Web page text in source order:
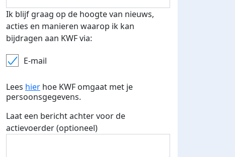
Ik blijf graag op de hoogte van nieuws,
acties en manieren waarop ik kan
bijdragen aan KWF via:
E-mail
Lees hier hoe KWF omgaat met je
persoonsgegevens.
Laat een bericht achter voor de
actievoerder (optioneel)